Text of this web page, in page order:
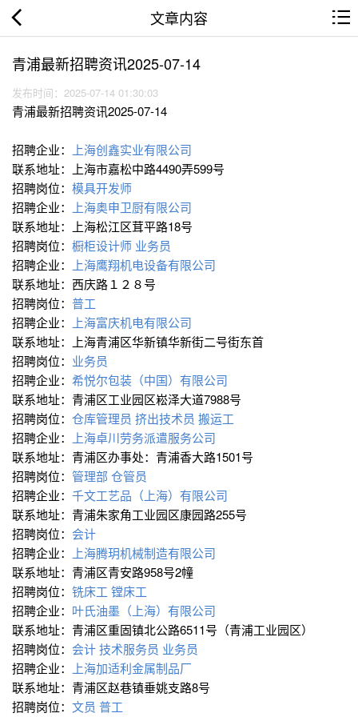
文章内容
青浦最新招聘资讯2025-07-14
发布时间：2025-07-14 01:30:03
青浦最新招聘资讯2025-07-14
招聘企业：
上海创鑫实业有限公司
联系地址：上海市嘉松中路4490弄599号
招聘岗位： 模具开发师
招聘企业：
上海奥申卫厨有限公司
联系地址：上海松江区茸平路18号
招聘岗位： 橱柜设计师 业务员
招聘企业：
上海鹰翔机电设备有限公司
联系地址：西庆路１２８号
招聘岗位： 普工
招聘企业：
上海富庆机电有限公司
联系地址：上海青浦区华新镇华新街二号街东首
招聘岗位： 业务员
招聘企业： 希悦尔包装（中国）有限公司
联系地址：青浦区工业园区崧泽大道7988号
招聘岗位： 仓库管理员 挤出技术员 搬运工
招聘企业：
上海卓川劳务派遣服务公司
联系地址：青浦区办事处：青浦香大路1501号
招聘岗位： 管理部 仓管员
招聘企业： 千文工艺品（上海）有限公司
联系地址：青浦朱家角工业园区康园路255号
招聘岗位： 会计
招聘企业：
上海腾玥机械制造有限公司
联系地址：青浦区青安路958号2幢
招聘岗位： 铣床工 镗床工
招聘企业： 叶氏油墨（上海）有限公司
联系地址：青浦区重固镇北公路6511号（青浦工业园区）
招聘岗位： 会计技术服务员 业务员
招聘企业：
上海加适利金属制品厂
联系地址：青浦区赵巷镇垂姚支路8号
招聘岗位： 文员 普工